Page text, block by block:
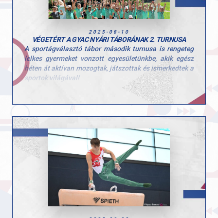
felépült, és jó formában várja a következő versenyeket.
2025-08-10
VÉGETÉRT A GYAC NYÁRI TÁBORÁNAK 2. TURNUSA
A sportágválasztó tábor második turnusa is rengeteg
lelkes gyermeket vonzott egyesületünkbe, akik egész
héten át aktívan mozogtak, játszottak és ismerkedtek a
sportok világával!
Ezúttal is sok-sok kisgyerek töltötte velünk a hetet, és
öröm volt látni, mennyi kíváncsisággal és energiával
hogy a gyerekek minél több mozgásformát
kipróbálhassanak, és ebben a turnusban is 10
különböző sportággal találkozhattak!
Köszönjük minden edzőnek, segítőnek és szülőnek,
hogy hozzájárultak a hét sikeréhez és természetesen a
gyerekeknek is, hogy ilyen lelkes résztvevői voltak a